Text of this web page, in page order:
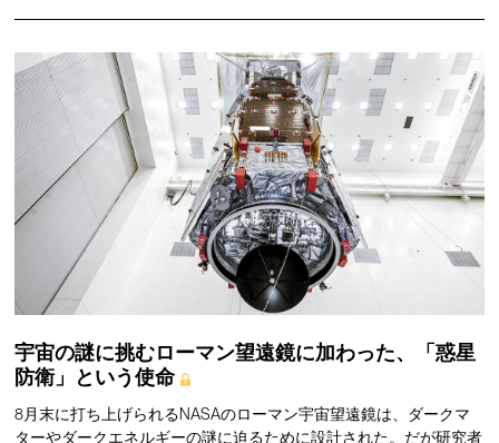
宇宙の謎に挑むローマン望遠鏡に加わった、「惑星
防衛」という使命
8月末に打ち上げられるNASAのローマン宇宙望遠鏡は、ダークマ
ターやダークエネルギーの謎に迫るために設計された。だが研究者